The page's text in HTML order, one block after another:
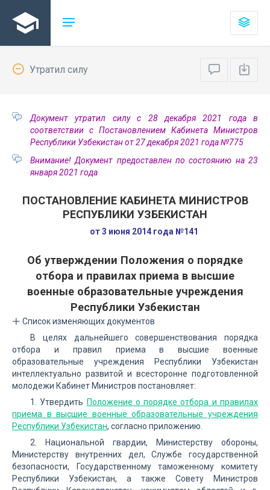
Утратил силу
Документ утратил силу с 28 декабря 2021 года в
соответствии с Постановлением Кабинета Министров
Республики Узбекистан от 27 декабря 2021 года №775
Внимание! Документ предоставлен по состоянию на 23
января 2021 года
ПОСТАНОВЛЕНИЕ КАБИНЕТА МИНИСТРОВ
РЕСПУБЛИКИ УЗБЕКИСТАН
от 3 июня 2014 года №141
Об утверждении Положения о порядке
отбора и правилах приема в высшие
военные образовательные учреждения
Республики Узбекистан
Список изменяющих документов
В целях дальнейшего совершенствования порядка
отбора и правил приема в высшие военные
образовательные учреждения Республики Узбекистан
интеллектуально развитой и всесторонне подготовленной
молодежи Кабинет Министров постановляет:
1. Утвердить Положение о порядке отбора и правилах
приема в высшие военные образовательные учреждения
Республики Узбекистан, согласно приложению.
2. Национальной гвардии, Министерству обороны,
Министерству внутренних дел, Службе государственной
безопасности, Государственному таможенному комитету
Республики Узбекистан, а также Совету Министров